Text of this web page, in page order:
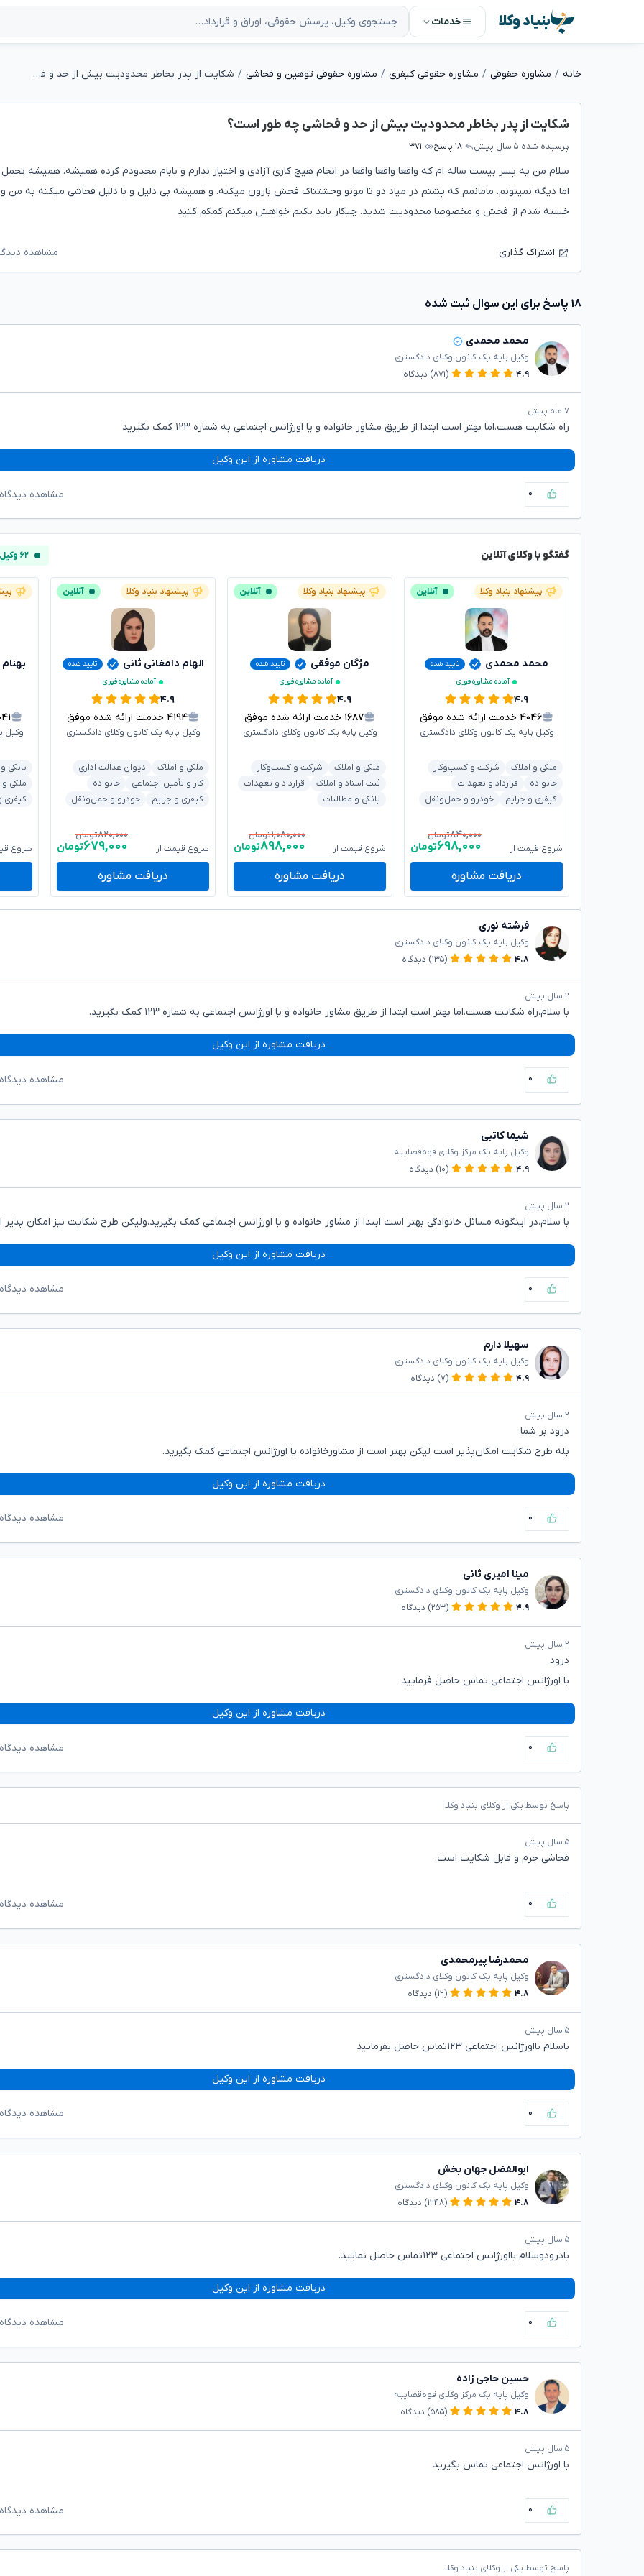
بنیاد وکلا خدمات
خانه مشاوره حقوقی مشاوره حقوقی کیفری مشاوره حقوقی توهین و فحاشی شکایت از پدر بخاطر محدودیت بیش از حد و فحاشی چه طور است؟
شکایت از پدر بخاطر محدودیت بیش از حد و فحاشی چه طور است؟
پرسیده شده ۵ سال پیش ۱۸ پاسخ ۳۷۱
سلام من یه پسر بیست ساله ام که واقعا واقعا واقعا در انجام هیچ کاری آزادی و اختیار ندارم و بابام محدودم کرده همیشه. همیشه
اما دیگه نمیتونم. مامانمم که پشتم در میاد دو تا مونو وحشتناک فحش بارون میکنه. و همیشه بی دلیل و با دلیل فحاشی میکنه به من و
خسته شدم از فحش و مخصوصا محدودیت شدید. چیکار باید بکنم خواهش میکنم کمکم کنید
اشتراک گذاری مشاهده
۱۸ پاسخ برای این سوال ثبت شده
محمد محمدی
وکیل پایه یک کانون وکلای دادگستری
۴.۹
(۸۷۱) دیدگاه
۷ ماه پیش
راه شکایت هست،اما بهتر است ابتدا از طریق مشاور خانواده و یا اورژانس اجتماعی به شماره ۱۲۳ کمک بگیرید
دریافت مشاوره از این وکیل
۰ مشاهده
گفتگو با وکلای آنلاین ۶۲ وکیل آنلاین
پیشنهاد بنیاد وکلا آنلاین
محمد محمدی
تایید شده
آماده مشاوره فوری
۴.۹
۴۰۴۶ خدمت ارائه شده موفق
وکیل پایه یک کانون وکلای دادگستری
ملکی و املاک
شرکت و کسب‌وکار
خانواده
قرارداد و تعهدات
کیفری و جرایم
خودرو و حمل‌ونقل
شروع قیمت از
۸۴۰,۰۰۰تومان
۶۹۸,۰۰۰تومان
دریافت مشاوره
پیشنهاد بنیاد وکلا آنلاین
مژگان موفقی
تایید شده
آماده مشاوره فوری
۴.۹
۱۶۸۷ خدمت ارائه شده موفق
وکیل پایه یک کانون وکلای دادگستری
ملکی و املاک
شرکت و کسب‌وکار
ثبت اسناد و املاک
قرارداد و تعهدات
بانکی و مطالبات
شروع قیمت از
۱,۰۸۰,۰۰۰تومان
۸۹۸,۰۰۰تومان
دریافت مشاوره
پیشنهاد بنیاد وکلا آنلاین
الهام دامغانی ثانی
تایید شده
آماده مشاوره فوری
۴.۹
۴۱۹۴ خدمت ارائه شده موفق
وکیل پایه یک کانون وکلای دادگستری
ملکی و املاک
دیوان عدالت اداری
کار و تأمین اجتماعی
خانواده
کیفری و جرایم
خودرو و حمل‌ونقل
شروع قیمت از
۸۲۰,۰۰۰تومان
۶۷۹,۰۰۰تومان
دریافت مشاوره
بهنام
وکیل
بانکی
ملکی و
کیفری
شروع
فرشته نوری
وکیل پایه یک کانون وکلای دادگستری
۴.۸
(۱۳۵) دیدگاه
۲ سال پیش
با سلام،راه شکایت هست،اما بهتر است ابتدا از طریق مشاور خانواده و یا اورژانس اجتماعی به شماره ۱۲۳ کمک بگیرید.
دریافت مشاوره از این وکیل
۰ مشاهده
شیما کاتبی
وکیل پایه یک مرکز وکلای قوه‌قضاییه
۴.۹
(۱۰) دیدگاه
۲ سال پیش
با سلام،در اینگونه مسائل خانوادگی بهتر است ابتدا از مشاور خانواده و یا اورژانس اجتماعی کمک بگیرید،ولیکن طرح شکایت نیز امکان
دریافت مشاوره از این وکیل
۰ مشاهده
سهیلا دارم
وکیل پایه یک کانون وکلای دادگستری
۴.۹
(۷) دیدگاه
۲ سال پیش
درود بر شما
بله طرح شکایت امکان‌پذیر است لیکن بهتر است از مشاورخانواده یا اورژانس اجتماعی کمک بگیرید.
دریافت مشاوره از این وکیل
۰ مشاهده
مینا امیری ثانی
وکیل پایه یک کانون وکلای دادگستری
۴.۹
(۲۵۳) دیدگاه
۲ سال پیش
درود
با اورژانس اجتماعی تماس حاصل فرمایید
دریافت مشاوره از این وکیل
۰ مشاهده
پاسخ توسط یکی از وکلای بنیاد وکلا
۵ سال پیش
فحاشی جرم و قابل شکایت است.
۰ مشاهده
محمدرضا پیرمحمدی
وکیل پایه یک کانون وکلای دادگستری
۴.۸
(۱۲) دیدگاه
۵ سال پیش
باسلام بااورژانس اجتماعی ۱۲۳تماس حاصل بفرمایید
دریافت مشاوره از این وکیل
۰ مشاهده
ابوالفضل جهان بخش
وکیل پایه یک کانون وکلای دادگستری
۴.۸
(۱۲۴۸) دیدگاه
۵ سال پیش
بادرودوسلام بااورژانس اجتماعی ۱۲۳تماس حاصل نمایید.
دریافت مشاوره از این وکیل
۰ مشاهده
حسین حاجی زاده
وکیل پایه یک مرکز وکلای قوه‌قضاییه
۴.۸
(۵۸۵) دیدگاه
۵ سال پیش
با اورژانس اجتماعی تماس بگیرید
۰ مشاهده
پاسخ توسط یکی از وکلای بنیاد وکلا